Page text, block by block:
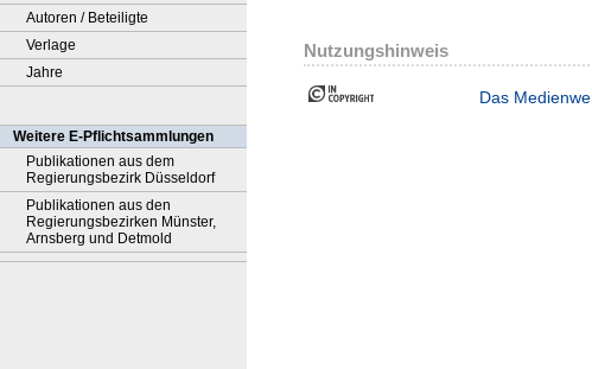
Autoren / Beteiligte
Verlage
Jahre
Weitere E-Pflichtsammlungen
Publikationen aus dem
Regierungsbezirk Düsseldorf
Publikationen aus den
Regierungsbezirken Münster,
Arnsberg und Detmold
Nutzungshinweis
Das